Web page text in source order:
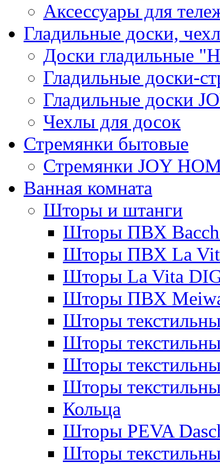
Аксессуары для
Гладильные доски,
Доски гладильные
Гладильные доски-
Гладильные доски
Чехлы для досок
Стремянки бытовые
Стремянки JOY
Ванная комната
Шторы и штанги
Шторы ПВХ
Шторы ПВХ La
Шторы La Vita
Шторы ПВХ
Шторы
Шторы
Шторы
Шторы
Кольца
Шторы PEVA
Шторы